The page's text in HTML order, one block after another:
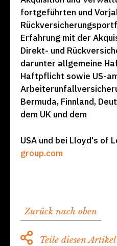
fortgeführten und
Erfahrung mit der
Direkt- und
darunter allgemeine
Haftpflicht sowie US-
Bermuda, Finnland,
dem UK und dem
USA und bei Lloyd's of
group.com
Zurück nach oben
Teile diesen Artikel